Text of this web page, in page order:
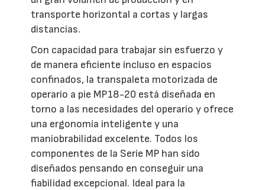
transporte horizontal a cortas y largas
distancias.
Con capacidad para trabajar sin esfuerzo y
de manera eficiente incluso en espacios
confinados, la transpaleta motorizada de
operario a pie MP18-20 está diseñada en
torno a las necesidades del operario y ofrece
una ergonomía inteligente y una
maniobrabilidad excelente. Todos los
componentes de la Serie MP han sido
diseñados pensando en conseguir una
fiabilidad excepcional. Ideal para la